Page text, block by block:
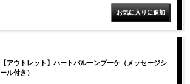
【アウトレット】ハートバルーンブーケ（メッセージシ
ール付き）